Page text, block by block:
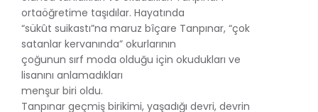
ortaöğretime taşıdılar. Hayatında
“sükût suikastı”na maruz bîçare Tanpınar, “çok
satanlar kervanında” okurlarının
çoğunun sırf moda olduğu için okudukları ve
lisanını anlamadıkları
menşur biri oldu.
Tanpınar geçmiş birikimi, yaşadığı devri, devrin